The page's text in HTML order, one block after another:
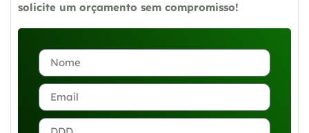
solicite um orçamento sem compromisso!